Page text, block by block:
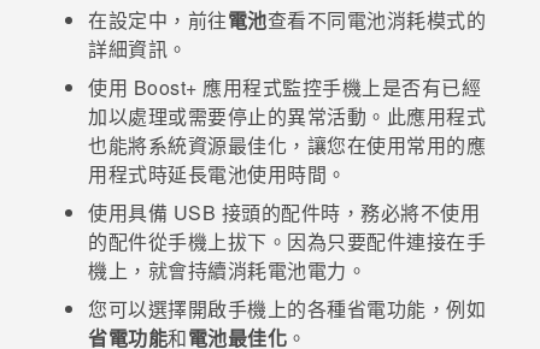
焦點訊息
校園專案
企業採購
銷售門市
銷售通路
支援服務
VIVELAND
在設定中，前往電池查看不同電池消耗模式的
詳細資訊。
使用 Boost+ 應用程式監控手機上是否有已經
加以處理或需要停止的異常活動。此應用程式
也能將系統資源最佳化，讓您在使用常用的應
用程式時延長電池使用時間。
使用具備 USB 接頭的配件時，務必將不使用
的配件從手機上拔下。因為只要配件連接在手
機上，就會持續消耗電池電力。
您可以選擇開啟手機上的各種省電功能，例如
省電功能和電池最佳化 。